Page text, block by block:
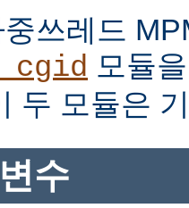
쓰레드
모듈
두 모듈은
수